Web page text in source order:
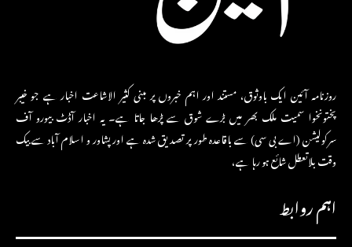
روزنامہ آئین ایک باوثوق، مستند اور اہم خبروں پر مبنی کثیر الاشاعت اخبار ہے جو خیبر
پختونخوا سمیت ملک بھر میں بڑے شوق سے پڑھا جاتا ہے۔ یہ اخبار آڈٹ بیورو آف
سرکولیشن (اے بی سی) سے باقاعدہ طور پر تصدیق شدہ ہے اور پشاور و اسلام آباد سے بیک
وقت بلاتعطل شائع ہو رہا ہے،
اہم روابط